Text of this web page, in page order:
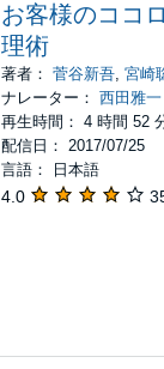
お客様のココ
理術
著者： 菅谷新吾, 宮崎
ナレーター： 西田雅一
再生時間： 4 時間 52
配信日： 2017/07/25
言語： 日本語
4.0